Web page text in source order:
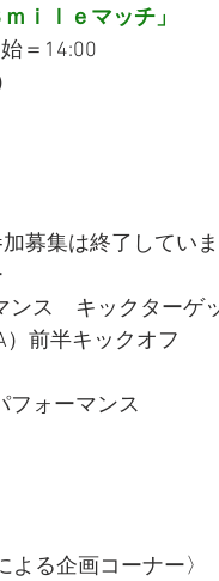
ｉｌｅマッチ」
＝14:00
募集は終了していま
　キックターゲ
）前半キックオフ
ォーマンス
る企画コーナー〉